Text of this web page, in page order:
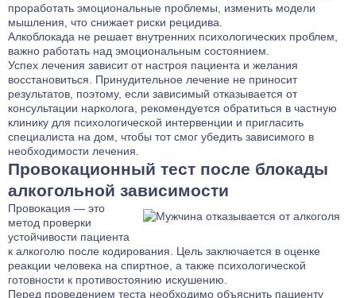
проработать эмоциональные проблемы, изменить модели
мышления, что снижает риски рецидива.
Алкоблокада не решает внутренних психологических проблем,
важно работать над эмоциональным состоянием.
Успех лечения зависит от настроя пациента и желания
восстановиться. Принудительное лечение не приносит
результатов, поэтому, если зависимый отказывается от
консультации нарколога, рекомендуется обратиться в частную
клинику для психологической интервенции и пригласить
специалиста на дом, чтобы тот смог убедить зависимого в
необходимости лечения.
Провокационный тест после блокады
алкогольной зависимости
Провокация — это
метод проверки
устойчивости пациента
к алкоголю после кодирования. Цель заключается в оценке
реакции человека на спиртное, а также психологической
готовности к противостоянию искушению.
Перед проведением теста необходимо объяснить пациенту